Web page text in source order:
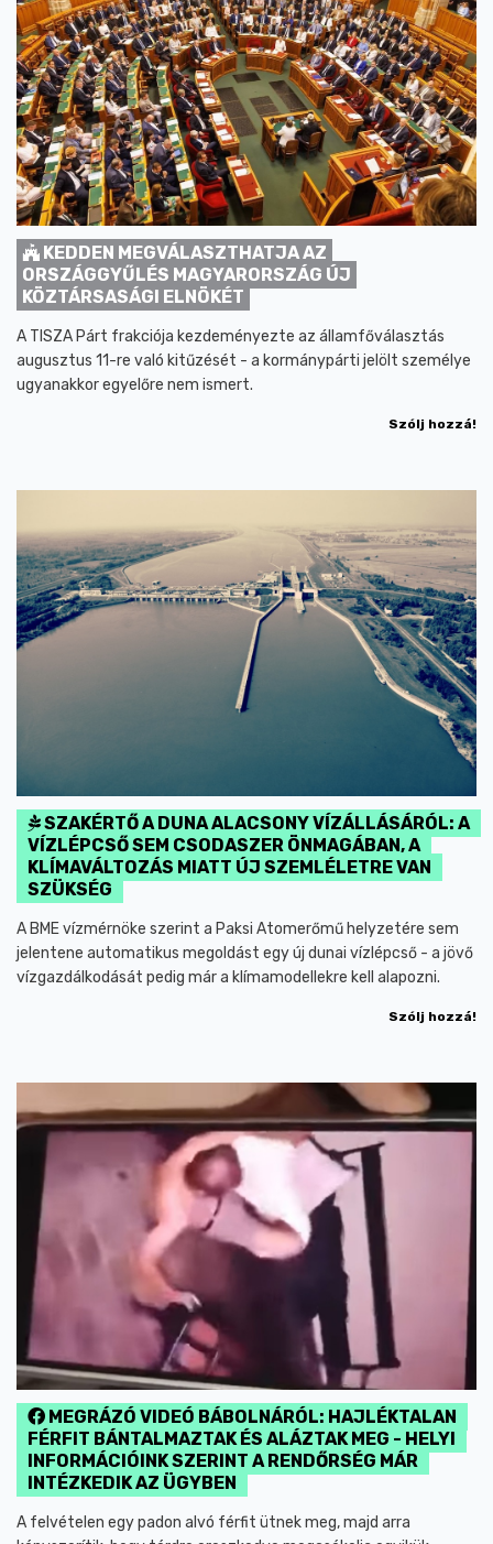
KEDDEN MEGVÁLASZTHATJA AZ
ORSZÁGGYŰLÉS MAGYARORSZÁG ÚJ
KÖZTÁRSASÁGI ELNÖKÉT
A TISZA Párt frakciója kezdeményezte az államfőválasztás
augusztus 11-re való kitűzését - a kormánypárti jelölt személye
ugyanakkor egyelőre nem ismert.
Szólj hozzá!
SZAKÉRTŐ A DUNA ALACSONY VÍZÁLLÁSÁRÓL: A
VÍZLÉPCSŐ SEM CSODASZER ÖNMAGÁBAN, A
KLÍMAVÁLTOZÁS MIATT ÚJ SZEMLÉLETRE VAN
SZÜKSÉG
A BME vízmérnöke szerint a Paksi Atomerőmű helyzetére sem
jelentene automatikus megoldást egy új dunai vízlépcső - a jövő
vízgazdálkodását pedig már a klímamodellekre kell alapozni.
Szólj hozzá!
MEGRÁZÓ VIDEÓ BÁBOLNÁRÓL: HAJLÉKTALAN
FÉRFIT BÁNTALMAZTAK ÉS ALÁZTAK MEG - HELYI
INFORMÁCIÓINK SZERINT A RENDŐRSÉG MÁR
INTÉZKEDIK AZ ÜGYBEN
A felvételen egy padon alvó férfit ütnek meg, majd arra